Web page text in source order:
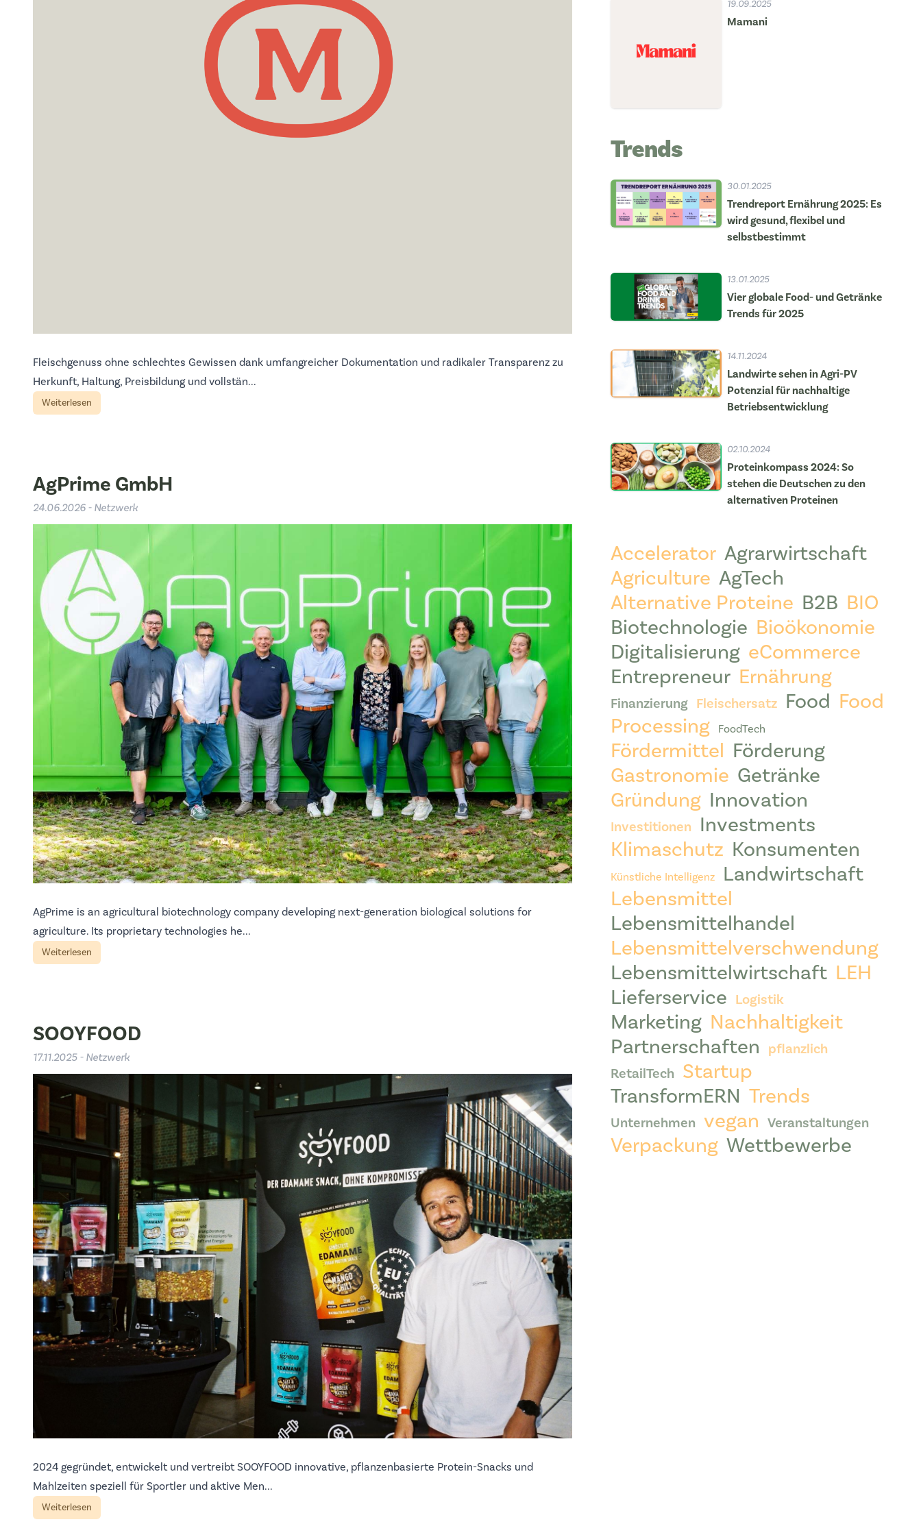
Fleischgenuss ohne schlechtes Gewissen dank umfangreicher Dokumentation und radikaler Transparenz zu
Herkunft, Haltung, Preisbildung und vollstän...
Weiterlesen
AgPrime GmbH
24.06.2026 - Netzwerk
AgPrime is an agricultural biotechnology company developing next-generation biological solutions for
agriculture. Its proprietary technologies he...
Weiterlesen
SOOYFOOD
17.11.2025 - Netzwerk
2024 gegründet, entwickelt und vertreibt SOOYFOOD innovative, pflanzenbasierte Protein-Snacks und
Mahlzeiten speziell für Sportler und aktive Men...
Weiterlesen
19.09.2025
Mamani
Trends
30.01.2025
Trendreport Ernährung 2025: Es
wird gesund, flexibel und
selbstbestimmt
13.01.2025
Vier globale Food- und Getränke
Trends für 2025
14.11.2024
Landwirte sehen in Agri-PV
Potenzial für nachhaltige
Betriebsentwicklung
02.10.2024
Proteinkompass 2024: So
stehen die Deutschen zu den
alternativen Proteinen
Accelerator Agrarwirtschaft
Agriculture AgTech
Alternative Proteine B2B BIO
Biotechnologie Bioökonomie
Digitalisierung eCommerce
Entrepreneur Ernährung
Finanzierung Fleischersatz Food Food
Processing
FoodTech
Fördermittel Förderung
Gastronomie Getränke
Gründung Innovation
Investitionen Investments
Klimaschutz Konsumenten
Künstliche Intelligenz
Landwirtschaft
Lebensmittel
Lebensmittelhandel
Lebensmittelverschwendung
Lebensmittelwirtschaft LEH
Lieferservice Logistik
Marketing Nachhaltigkeit
Partnerschaften pflanzlich
RetailTech Startup
TransformERN Trends
Unternehmen vegan Veranstaltungen
Verpackung Wettbewerbe